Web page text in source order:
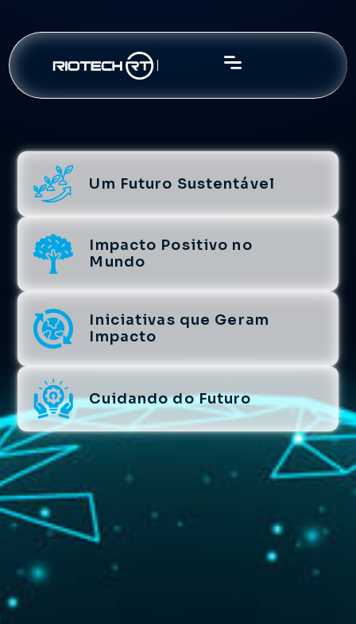
Um Futuro Sustentável
Impacto Positivo no
Mundo
Iniciativas que Geram
Impacto
Cuidando do Futuro